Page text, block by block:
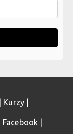
Kurzy
Facebook